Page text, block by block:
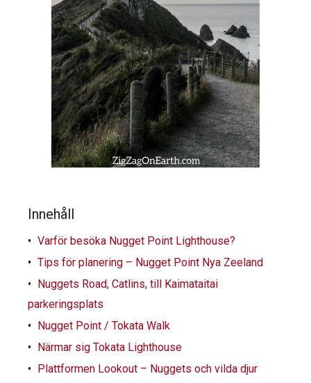
Innehåll
Varför besöka Nugget Point Lighthouse?
Tips för planering – Nugget Point Nya Zeeland
Nuggets Road, Catlins, till Kaimataitai
parkeringsplats
Nugget Point / Tokata Walk
Närmar sig Tokata Lighthouse
Plattformen Lookout – Nuggets och vilda djur